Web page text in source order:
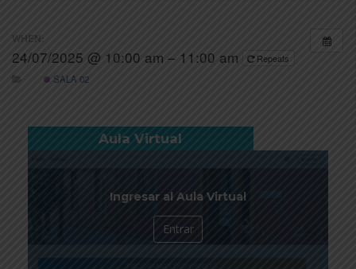
WHEN:
24/07/2025 @ 10:00 am – 11:00 am
Repeats
SALA 02
Aula Virtual
Ingresar al Aula Virtual
Entrar